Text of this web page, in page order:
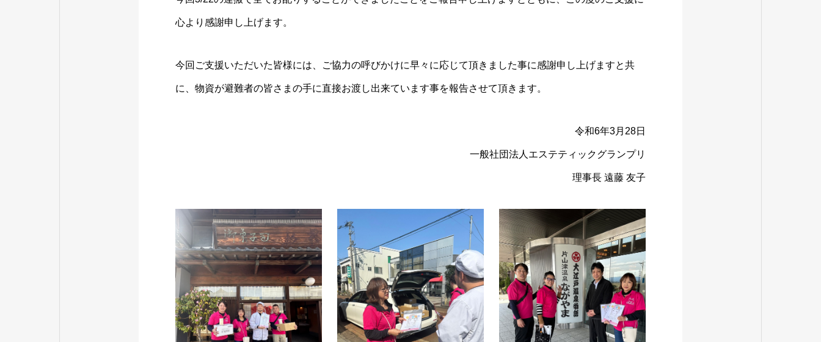
⼼より感謝申し上げます。
今回ご⽀援いただいた皆様には、ご協⼒の呼びかけに早々に応じて頂きました事に感謝申し上げますと共
に、物資が避難者の皆さまの⼿に直接お渡し出来ています事を報告させて頂きます。
令和6年3⽉28⽇
⼀般社団法⼈エステティックグランプリ
理事⻑ 遠藤 友⼦